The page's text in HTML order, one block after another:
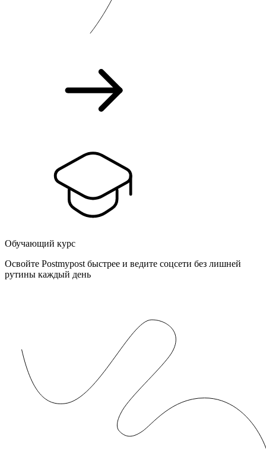
Обучающий курс
Освойте Postmypost быстрее и ведите соцсети без лишней
рутины каждый день